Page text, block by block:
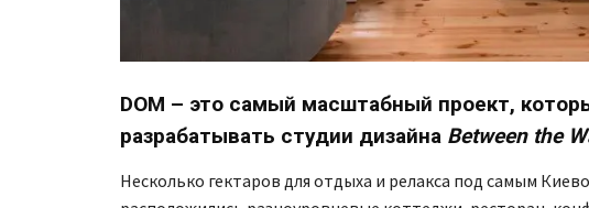
DOM – это самый масштабный проект,
разрабатывать студии дизайна Between the
Несколько гектаров для отдыха и релакса под самым